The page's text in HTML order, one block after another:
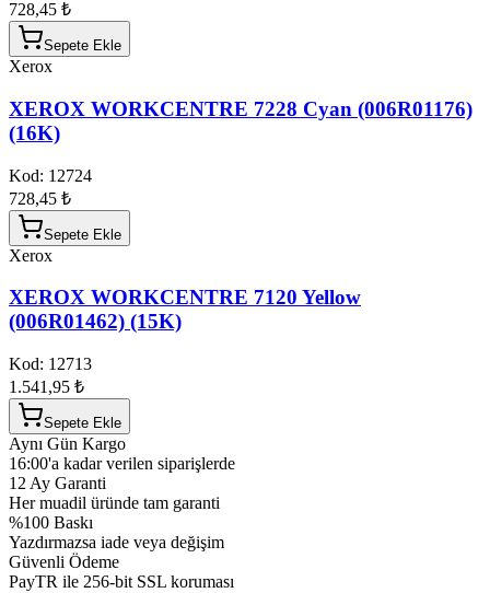
728,45 ₺
Sepete Ekle
Xerox
XEROX WORKCENTRE 7228 Cyan (006R01176)
(16K)
Kod: 12724
728,45 ₺
Sepete Ekle
Xerox
XEROX WORKCENTRE 7120 Yellow
(006R01462) (15K)
Kod: 12713
1.541,95 ₺
Sepete Ekle
Aynı Gün Kargo
16:00'a kadar verilen siparişlerde
12 Ay Garanti
Her muadil üründe tam garanti
%100 Baskı
Yazdırmazsa iade veya değişim
Güvenli Ödeme
PayTR ile 256-bit SSL koruması